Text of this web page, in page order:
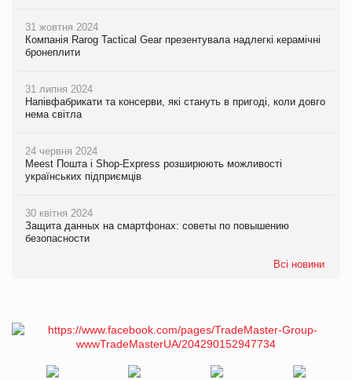
31 жовтня 2024
Компанія Rarog Tactical Gear презентувала надлегкі керамічні
бронеплити
31 липня 2024
Напівфабрикати та консерви, які стануть в пригоді, коли довго
нема світла
24 червня 2024
Meest Пошта і Shop-Express розширюють можливості
українських підприємців
30 квітня 2024
Защита данных на смартфонах: советы по повышению
безопасности
Всі новини